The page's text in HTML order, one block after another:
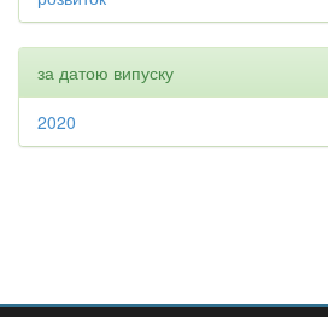
за датою випуску
2020